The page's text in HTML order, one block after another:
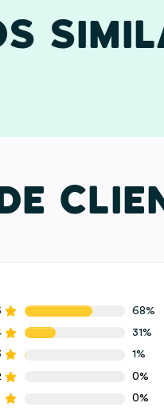
68%
31%
1%
0%
0%